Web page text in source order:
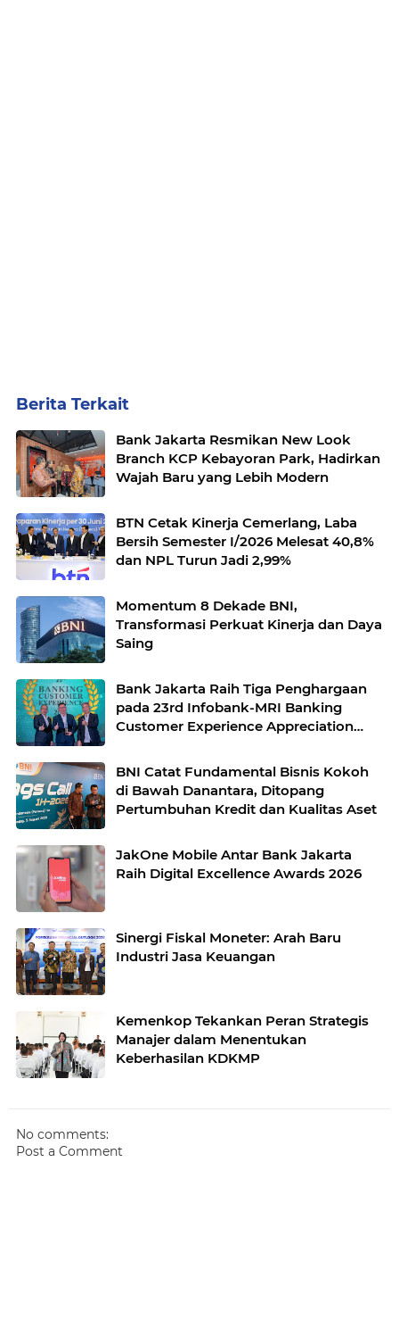
Berita Terkait
Bank Jakarta Resmikan New Look
Branch KCP Kebayoran Park, Hadirkan
Wajah Baru yang Lebih Modern
BTN Cetak Kinerja Cemerlang, Laba
Bersih Semester I/2026 Melesat 40,8%
dan NPL Turun Jadi 2,99%
Momentum 8 Dekade BNI,
Transformasi Perkuat Kinerja dan Daya
Saing
Bank Jakarta Raih Tiga Penghargaan
pada 23rd Infobank-MRI Banking
Customer Experience Appreciation
BNI Catat Fundamental Bisnis Kokoh
di Bawah Danantara, Ditopang
Pertumbuhan Kredit dan Kualitas Aset
JakOne Mobile Antar Bank Jakarta
Raih Digital Excellence Awards 2026
Sinergi Fiskal Moneter: Arah Baru
Industri Jasa Keuangan
Kemenkop Tekankan Peran Strategis
Manajer dalam Menentukan
Keberhasilan KDKMP
No comments:
Post a Comment